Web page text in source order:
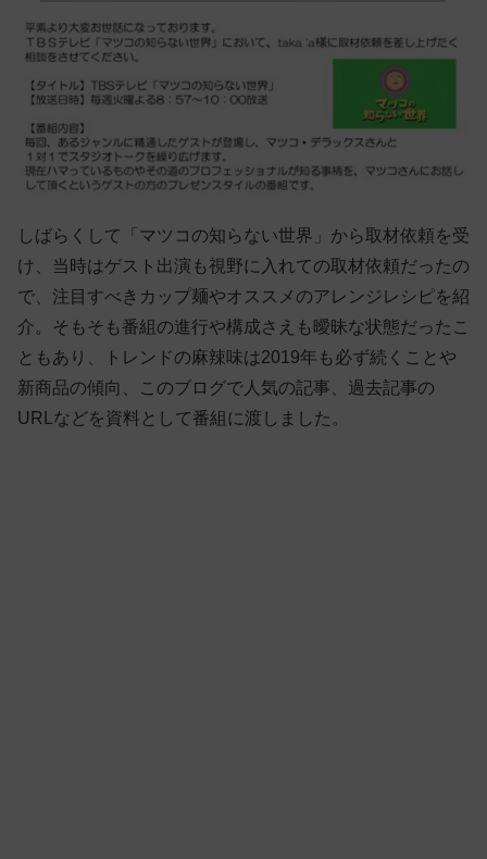
しばらくして「マツコの知らない世界」から取材依頼を受
け、当時はゲスト出演も視野に入れての取材依頼だったの
で、注目すべきカップ麺やオススメのアレンジレシピを紹
介。そもそも番組の進行や構成さえも曖昧な状態だったこ
ともあり、トレンドの麻辣味は2019年も必ず続くことや
新商品の傾向、このブログで人気の記事、過去記事の
URLなどを資料として番組に渡しました。